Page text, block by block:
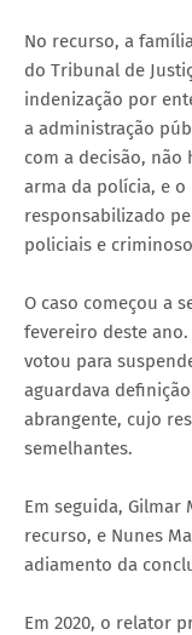
No recurso, a
do Tribunal de
indenização por
a administração
com a decisão, não
arma da polícia, e
responsabilizado
policiais e
O caso começou a
fevereiro deste
votou para
aguardava
abrangente, cujo
semelhantes.
Em seguida, Gilmar
recurso, e Nunes
adiamento da
Em 2020, o relator